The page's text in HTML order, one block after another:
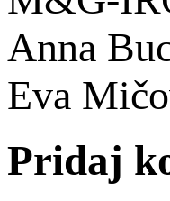
Anna
Eva
Pridaj